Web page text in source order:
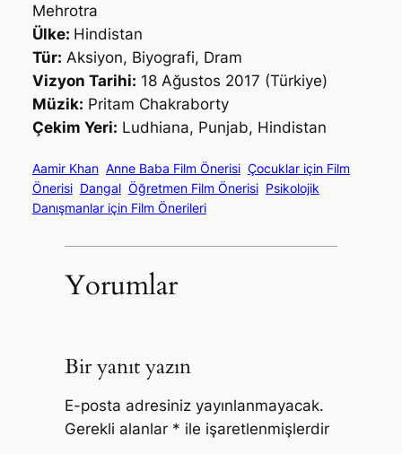
Mehrotra
Ülke: Hindistan
Tür: Aksiyon, Biyografi, Dram
Vizyon Tarihi: 18 Ağustos 2017 (Türkiye)
Müzik: Pritam Chakraborty
Çekim Yeri: Ludhiana, Punjab, Hindistan
Aamir Khan Anne Baba Film Önerisi Çocuklar için Film
Önerisi Dangal Öğretmen Film Önerisi Psikolojik
Danışmanlar için Film Önerileri
Yorumlar
Bir yanıt yazın
E-posta adresiniz yayınlanmayacak.
Gerekli alanlar * ile işaretlenmişlerdir